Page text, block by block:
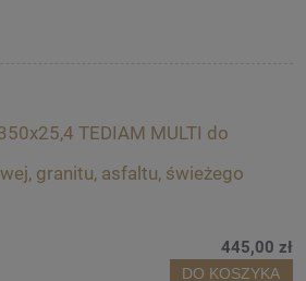
TEDIAM MULTI do
granitu, asfaltu, świeżego
445,00 zł
DO KOSZYKA